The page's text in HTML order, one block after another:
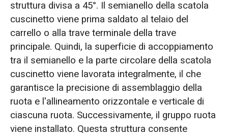
struttura divisa a 45°. Il semianello della scatola
cuscinetto viene prima saldato al telaio del
carrello o alla trave terminale della trave
principale. Quindi, la superficie di accoppiamento
tra il semianello e la parte circolare della scatola
cuscinetto viene lavorata integralmente, il che
garantisce la precisione di assemblaggio della
ruota e l'allineamento orizzontale e verticale di
ciascuna ruota. Successivamente, il gruppo ruota
viene installato. Questa struttura consente